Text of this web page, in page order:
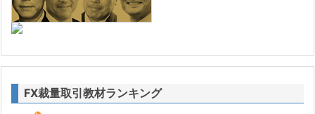
FX裁量取引教材ランキング